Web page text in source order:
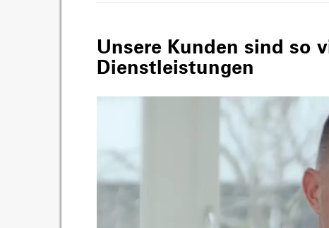
Unsere Kunden sind so
Dienstleistungen